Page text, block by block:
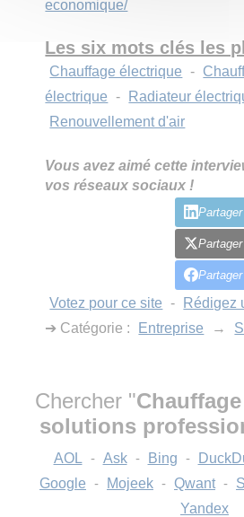
economique/
Les six mots clés les
Chauffage électrique -
électrique - Radiateur
Renouvellement d'air
Vous avez aimé cette
vos réseaux sociaux !
Partager
Partager
Partager
Votez pour ce site -
Rédigez
➔ Catégorie :
Entreprise →
Chercher "
solutions
AOL - Ask - Bing -
Google - Mojeek - Qwant -
Yandex